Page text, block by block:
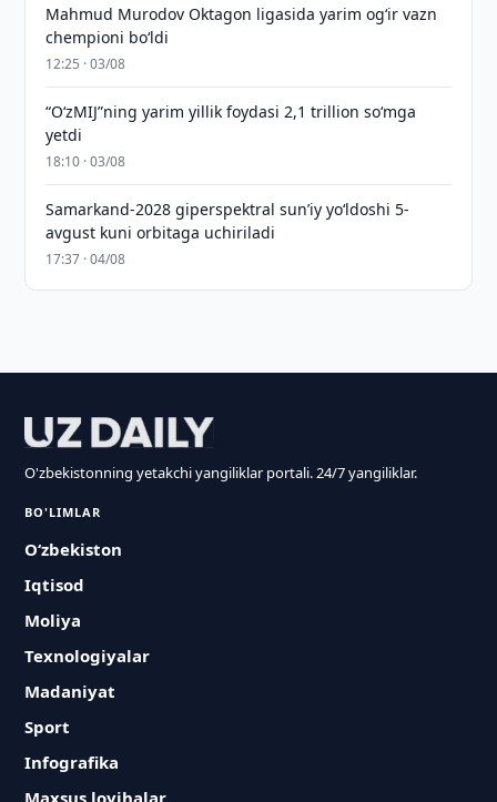
Mahmud Murodov Oktagon ligasida yarim og‘ir vazn
chempioni bo‘ldi
12:25 · 03/08
“O‘zMIJ”ning yarim yillik foydasi 2,1 trillion so‘mga
yetdi
18:10 · 03/08
Samarkand-2028 giperspektral sun’iy yo‘ldoshi 5-
avgust kuni orbitaga uchiriladi
17:37 · 04/08
O'zbekistonning yetakchi yangiliklar portali. 24/7 yangiliklar.
BO'LIMLAR
O‘zbekiston
Iqtisod
Moliya
Texnologiyalar
Madaniyat
Sport
Infografika
Maxsus loyihalar